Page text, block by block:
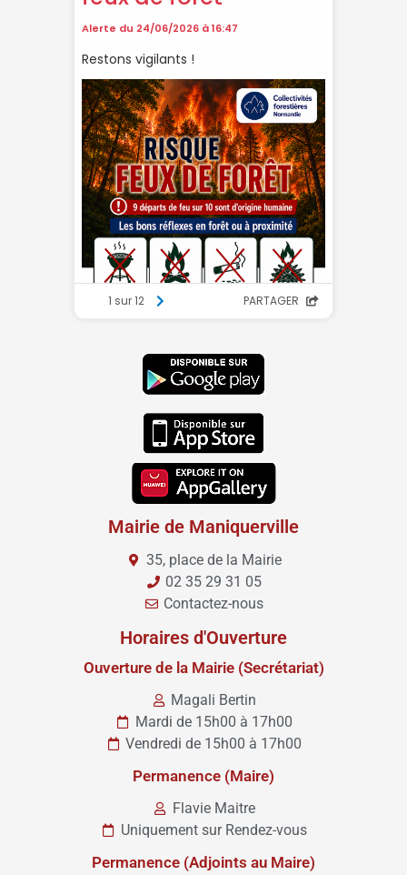
Mairie de Maniquerville
35, place de la Mairie
02 35 29 31 05
Contactez-nous
Horaires d'Ouverture
Ouverture de la Mairie (Secrétariat)
Magali Bertin
Mardi de 15h00 à 17h00
Vendredi de 15h00 à 17h00
Permanence (Maire)
Flavie Maitre
Uniquement sur Rendez-vous
Permanence (Adjoints au Maire)